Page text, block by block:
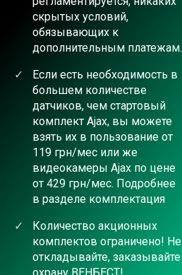
скрытых условий,
обязывающих к
дополнительным платежам.
Если есть необходимость в
большем количестве
датчиков, чем стартовый
комплект Ajax, вы можете
взять их в пользование от
119 грн/мес или же
видеокамеры Ajax по цене
от 429 грн/мес. Подробнее
в разделе комплектация
Количество акционных
комплектов ограничено! Не
откладывайте, заказывайте
охрану ВЕНБЕСТ!